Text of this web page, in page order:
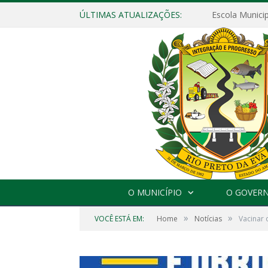
ÚLTIMAS ATUALIZAÇÕES:
O MUNICÍPIO O
VOCÊ ESTÁ EM: Home » Notícias » Vacinar